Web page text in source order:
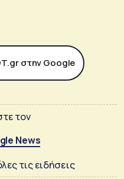
στην Google
τον
News
τις ειδήσεις